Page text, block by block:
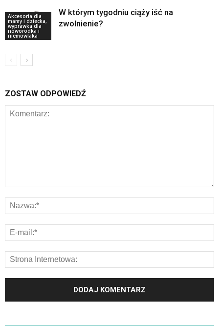
Akcesoria dla
mamy i dziecka,
wyprawka dla
noworodka i
niemowlaka
W którym tygodniu ciąży iść na
zwolnienie?
ZOSTAW ODPOWIEDŹ